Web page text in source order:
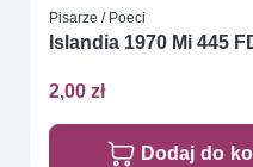
Pisarze / Poeci
Islandia 1970 Mi 445
2,00 zł
Dodaj do